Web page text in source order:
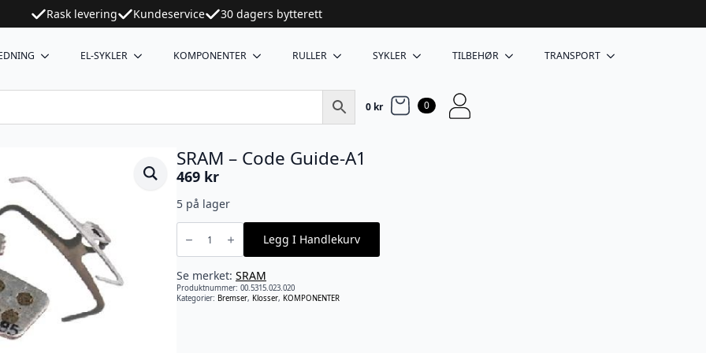
Rask levering Kundeservice 30 dagers bytterett
EL-SYKLER KOMPONENTER RULLER SYKLER TILBEHØR TRANSPORT
0 kr 0
SRAM – Code Guide-A1
469 kr
5 på lager
SRAM
Code
Guide-
antall
Legg I Handlekurv
Se merket: SRAM
Produktnummer: 00.5315.023.020
Kategorier: Bremser, Klosser, KOMPONENTER